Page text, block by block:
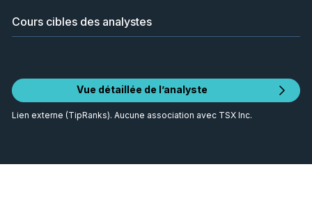
Cours cibles des analystes
Vue détaillée de l’analyste
Lien externe (TipRanks). Aucune association avec TSX Inc.